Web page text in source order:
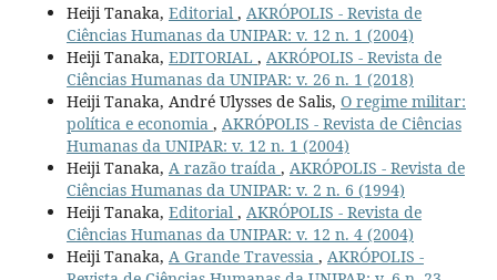
Heiji Tanaka, Editorial , AKRÓPOLIS - Revista de
Ciências Humanas da UNIPAR: v. 12 n. 1 (2004)
Heiji Tanaka, EDITORIAL , AKRÓPOLIS - Revista de
Ciências Humanas da UNIPAR: v. 26 n. 1 (2018)
Heiji Tanaka, André Ulysses de Salis, O regime militar:
política e economia , AKRÓPOLIS - Revista de Ciências
Humanas da UNIPAR: v. 12 n. 1 (2004)
Heiji Tanaka, A razão traída , AKRÓPOLIS - Revista de
Ciências Humanas da UNIPAR: v. 2 n. 6 (1994)
Heiji Tanaka, Editorial , AKRÓPOLIS - Revista de
Ciências Humanas da UNIPAR: v. 12 n. 4 (2004)
Heiji Tanaka, A Grande Travessia , AKRÓPOLIS -